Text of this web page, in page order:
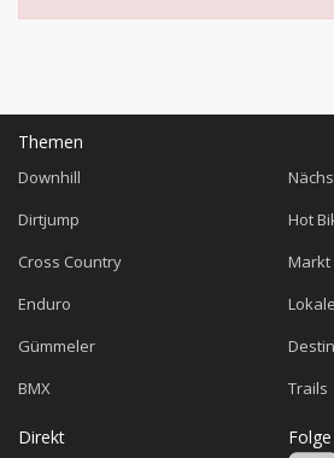
Themen
Downhill
Dirtjump
Cross Country
Enduro
Gümmeler
BMX
Hot
Markt
Trails
Direkt